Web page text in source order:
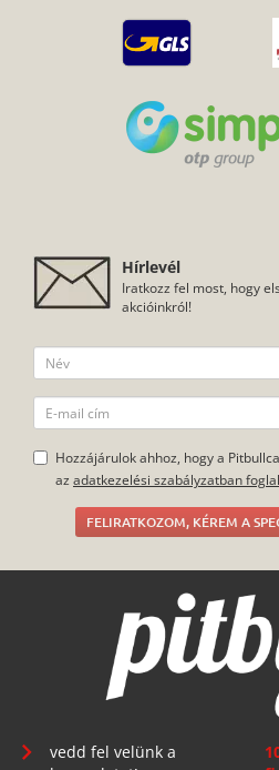
Hírlevél
Iratkozz fel most, hogy
akcióinkról!
Hozzájárulok ahhoz, hogy a
az adatkezelési szabályzatban
FELIRATKOZOM, KÉREM A
vedd fel velünk a